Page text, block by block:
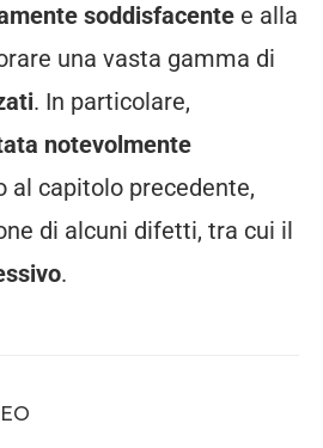
soddisfacente e alla
una vasta gamma di
. In particolare,
notevolmente
al capitolo precedente,
di alcuni difetti, tra cui il
.